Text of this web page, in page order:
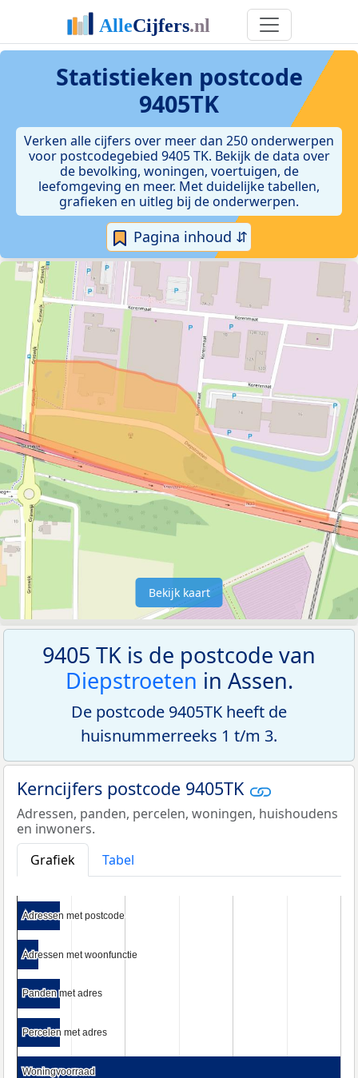
Statistieken postcode
9405TK
Verken alle cijfers over meer dan 250 onderwerpen
voor postcodegebied 9405 TK. Bekijk de data over
de bevolking, woningen, voertuigen, de
leefomgeving en meer. Met duidelijke tabellen,
grafieken en uitleg bij de onderwerpen.
Pagina inhoud ⇵
Bekijk kaart
9405 TK is de postcode van
Diepstroeten in Assen.
De postcode 9405TK heeft de
huisnummerreeks 1 t/m 3.
Kerncijfers postcode 9405TK
Adressen, panden, percelen, woningen, huishoudens
en inwoners.
Grafiek
Tabel
Adressen met postcode
Adressen met postcode
Adressen met woonfunctie
Adressen met woonfunctie
Panden met adres
Panden met adres
Percelen met adres
Percelen met adres
Woningvoorraad
Woningvoorraad